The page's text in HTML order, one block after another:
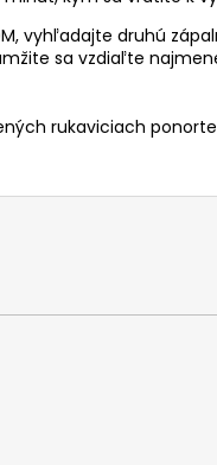
vyhľadajte druhú
sa vzdiaľte
rukaviciach